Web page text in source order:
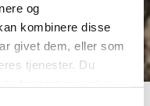
og
kombinere disse
givet dem, eller som
tjenester. Du